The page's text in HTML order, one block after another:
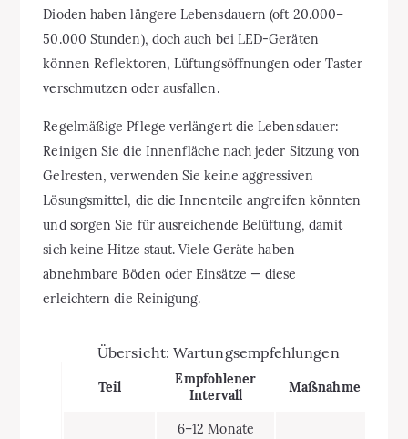
Dioden haben längere Lebensdauern (oft 20.000–
50.000 Stunden), doch auch bei LED-Geräten
können Reflektoren, Lüftungsöffnungen oder Taster
verschmutzen oder ausfallen.
Regelmäßige Pflege verlängert die Lebensdauer:
Reinigen Sie die Innenfläche nach jeder Sitzung von
Gelresten, verwenden Sie keine aggressiven
Lösungsmittel, die die Innenteile angreifen könnten
und sorgen Sie für ausreichende Belüftung, damit
sich keine Hitze staut. Viele Geräte haben
abnehmbare Böden oder Einsätze — diese
erleichtern die Reinigung.
Übersicht: Wartungsempfehlungen
Teil
Empfohlener
Intervall
Maßnahme
6–12 Monate